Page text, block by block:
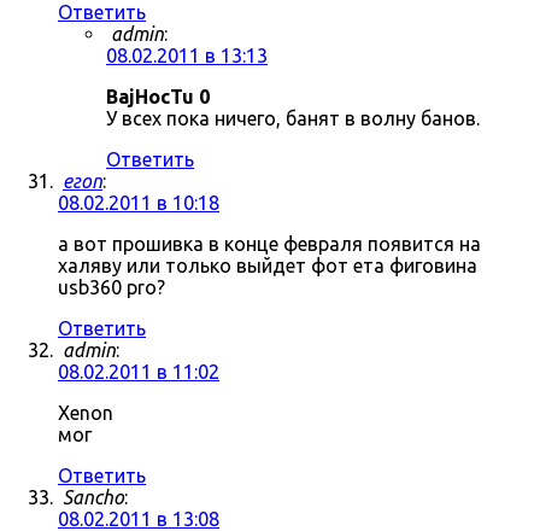
Ответить
admin:
08.02.2011 в 13:13
BajHocTu 0
У всех пока ничего, банят в волну банов.
Ответить
егоп:
08.02.2011 в 10:18
а вот прошивка в конце февраля появится на
халяву или только выйдет фот ета фиговина
usb360 pro?
Ответить
admin:
08.02.2011 в 11:02
Xenon
мог
Ответить
Sancho:
08.02.2011 в 13:08